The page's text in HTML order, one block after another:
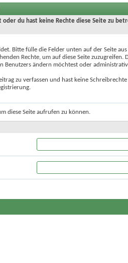
oder du hast keine Rechte diese Seite zu
Bitte fülle die Felder unten auf der Seite
Rechte, um auf diese Seite zuzugreifen.
Benutzers ändern möchtest oder
zu verfassen und hast keine
diese Seite aufrufen zu können.